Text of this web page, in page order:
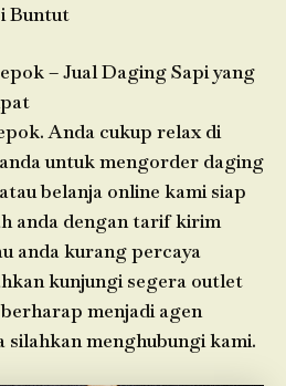
Buntut
– Jual Daging Sapi yang
Anda cukup relax di
untuk mengorder daging
belanja online kami siap
anda dengan tarif kirim
anda kurang percaya
kunjungi segera outlet
menjadi agen
silahkan menghubungi kami.